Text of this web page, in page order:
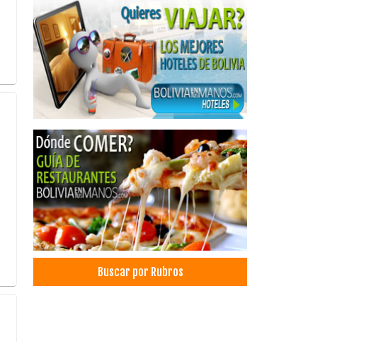
Buscar por Rubros